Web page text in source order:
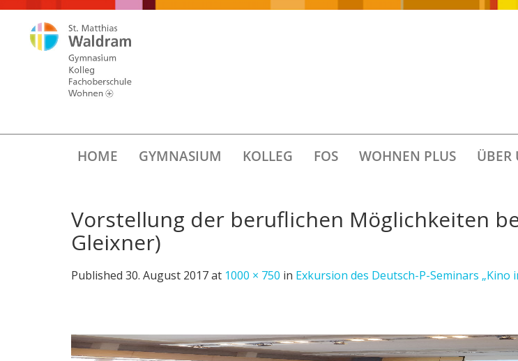
HOME GYMNASIUM KOLLEG FOS WOHNEN PLUS ÜBER
Vorstellung der beruflichen Möglichkeiten
Gleixner)
Published 30. August 2017at 1000 × 750 in Exkursion des Deutsch-P-Seminars „Kino